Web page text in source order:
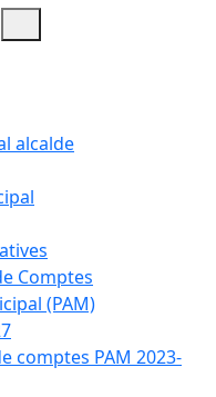
alcalde
Comptes
(PAM)
comptes PAM 2023-